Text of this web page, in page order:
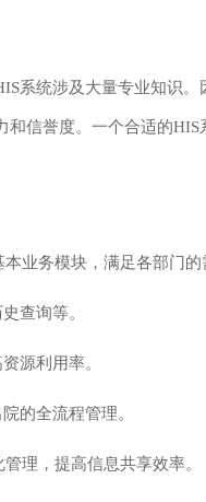
系统涉及大量专业知识
信誉度。一个合适的
业务模块，满足各部门
查询等。
源利用率。
的全流程管理。
理，提高信息共享效率。